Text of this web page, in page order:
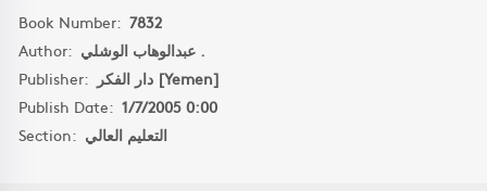
Book Number: 7832
Author:
عبدالوهاب الوشلي .
Publisher:
دار الفكر [Yemen]
Publish Date: 1/7/2005 0:00
Section: التعليم العالي